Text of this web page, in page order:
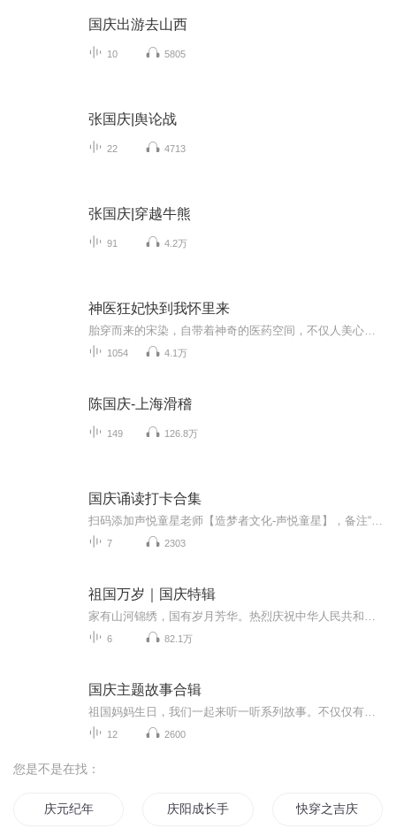
国庆出游去山西
10 5805
张国庆|舆论战
22 4713
张国庆|穿越牛熊
91 4.2万
神医狂妃快到我怀里来
1054 4.1万
陈国庆-上海滑稽
149 126.8万
国庆诵读打卡合集
7 2303
祖国万岁｜国庆特辑
6 82.1万
国庆主题故事合辑
12 2600
您是不是在找：
庆元纪年 庆阳成长手札 快穿之吉庆有余